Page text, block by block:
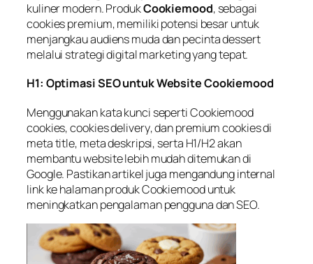
kuliner modern. ProdukCookiemood, sebagai
cookies premium, memiliki potensi besar untuk
menjangkau audiens muda dan pecinta dessert
melalui strategi digital marketing yang tepat.
H1: Optimasi SEO untuk Website Cookiemood
Menggunakan kata kunci sepertiCookiemood
cookies,cookies delivery, danpremium cookiesdi
meta title, meta deskripsi, serta H1/H2 akan
membantu website lebih mudah ditemukan di
Google. Pastikan artikel juga mengandung internal
link kehalaman produk Cookiemooduntuk
meningkatkan pengalaman pengguna dan SEO.